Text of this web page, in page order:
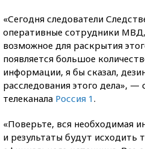
«Сегодня следователи
оперативные сотрудники
возможное для раскрытия
появляется большое
информации, я бы сказал,
расследования этого дела», —
телеканала Россия 1 .
«Поверьте, вся необходимая
и результаты будут исходить